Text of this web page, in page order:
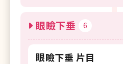
眼瞼下垂 6
眼瞼下垂 片目